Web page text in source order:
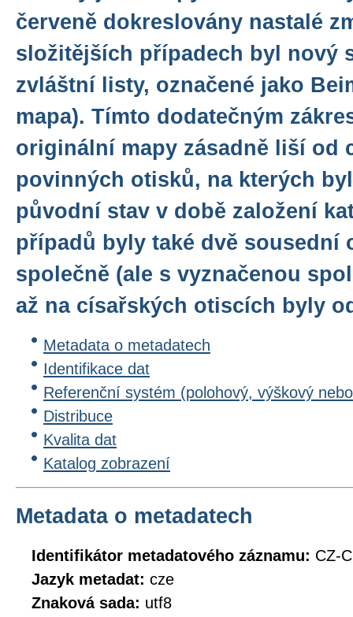
červeně dokreslovány nastalé
složitějších případech byl nový
zvláštní listy, označené jako
mapa). Tímto dodatečným
originální mapy zásadně liší od
povinných otisků, na kterých
původní stav v době založení
případů byly také dvě sousední
společně (ale s vyznačenou
až na císařských otiscích byly
Metadata o metadatech
Identifikace dat
Referenční systém (polohový, výškový
Distribuce
Kvalita dat
Katalog zobrazení
Metadata o metadatech
Identifikátor metadatového záznamu: CZ-
Jazyk metadat: cze
Znaková sada: utf8